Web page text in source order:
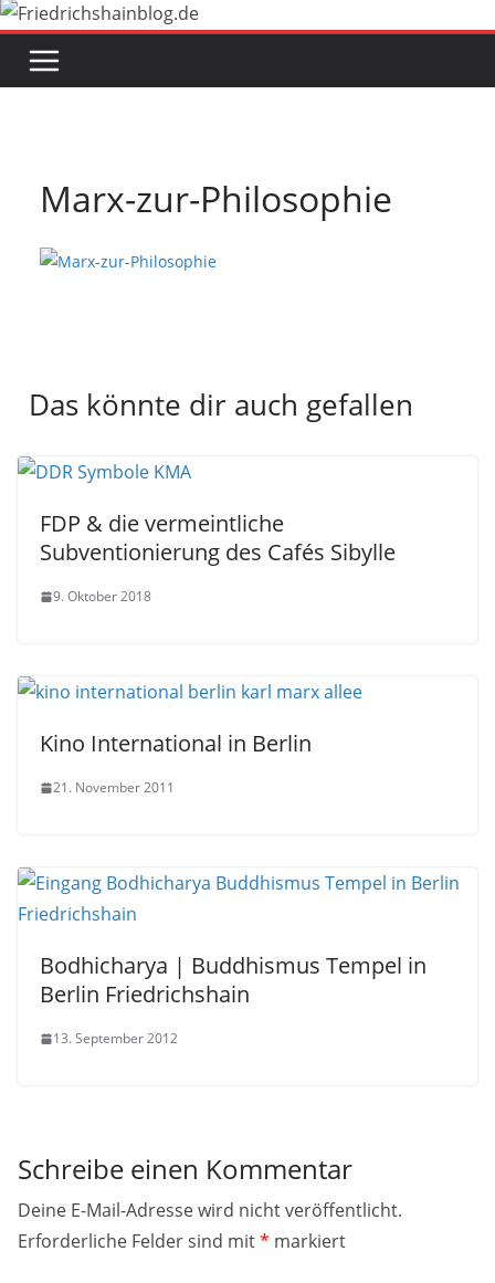
Marx-zur-Philosophie
Das könnte dir auch gefallen
FDP & die vermeintliche
Subventionierung des Cafés Sibylle
9. Oktober 2018
Kino International in Berlin
21. November 2011
Bodhicharya | Buddhismus Tempel in
Berlin Friedrichshain
13. September 2012
Schreibe einen Kommentar
Deine E-Mail-Adresse wird nicht veröffentlicht.
Erforderliche Felder sind mit* markiert